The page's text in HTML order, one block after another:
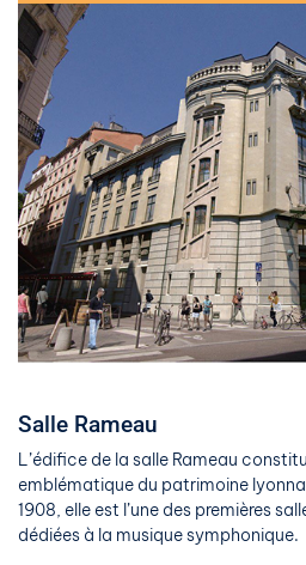
Salle Rameau
L’édifice de la salle Rameau
emblématique du patrimoine
1908, elle est l’une des premières
dédiées à la musique symphonique.